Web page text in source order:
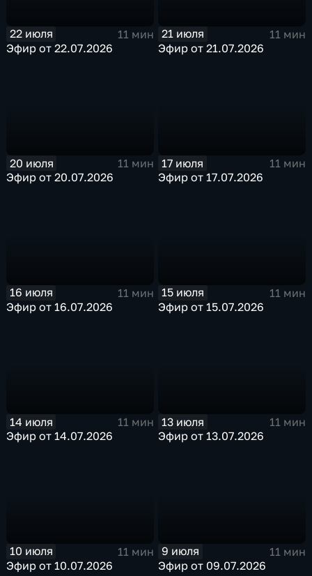
22 июля
11 мин
Эфир от 22.07.2026
21 июля
11 мин
Эфир от 21.07.2026
20 июля
11 мин
Эфир от 20.07.2026
17 июля
11 мин
Эфир от 17.07.2026
16 июля
11 мин
Эфир от 16.07.2026
15 июля
11 мин
Эфир от 15.07.2026
14 июля
11 мин
Эфир от 14.07.2026
13 июля
11 мин
Эфир от 13.07.2026
10 июля
11 мин
Эфир от 10.07.2026
9 июля
11 мин
Эфир от 09.07.2026